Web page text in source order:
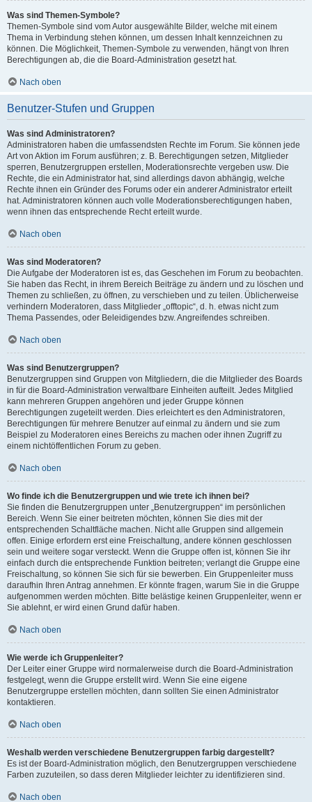
Was sind Themen-Symbole?
Themen-Symbole sind vom Autor ausgewählte Bilder, welche mit einem
Thema in Verbindung stehen können, um dessen Inhalt kennzeichnen zu
können. Die Möglichkeit, Themen-Symbole zu verwenden, hängt von Ihren
Berechtigungen ab, die die Board-Administration gesetzt hat.
Nach oben
Benutzer-Stufen und Gruppen
Was sind Administratoren?
Administratoren haben die umfassendsten Rechte im Forum. Sie können jede
Art von Aktion im Forum ausführen; z. B. Berechtigungen setzen, Mitglieder
sperren, Benutzergruppen erstellen, Moderationsrechte vergeben usw. Die
Rechte, die ein Administrator hat, sind allerdings davon abhängig, welche
Rechte ihnen ein Gründer des Forums oder ein anderer Administrator erteilt
hat. Administratoren können auch volle Moderationsberechtigungen haben,
wenn ihnen das entsprechende Recht erteilt wurde.
Nach oben
Was sind Moderatoren?
Die Aufgabe der Moderatoren ist es, das Geschehen im Forum zu beobachten.
Sie haben das Recht, in ihrem Bereich Beiträge zu ändern und zu löschen und
Themen zu schließen, zu öffnen, zu verschieben und zu teilen. Üblicherweise
verhindern Moderatoren, dass Mitglieder „offtopic“, d. h. etwas nicht zum
Thema Passendes, oder Beleidigendes bzw. Angreifendes schreiben.
Nach oben
Was sind Benutzergruppen?
Benutzergruppen sind Gruppen von Mitgliedern, die die Mitglieder des Boards
in für die Board-Administration verwaltbare Einheiten aufteilt. Jedes Mitglied
kann mehreren Gruppen angehören und jeder Gruppe können
Berechtigungen zugeteilt werden. Dies erleichtert es den Administratoren,
Berechtigungen für mehrere Benutzer auf einmal zu ändern und sie zum
Beispiel zu Moderatoren eines Bereichs zu machen oder ihnen Zugriff zu
einem nichtöffentlichen Forum zu geben.
Nach oben
Wo finde ich die Benutzergruppen und wie trete ich ihnen bei?
Sie finden die Benutzergruppen unter „Benutzergruppen“ im persönlichen
Bereich. Wenn Sie einer beitreten möchten, können Sie dies mit der
entsprechenden Schaltfläche machen. Nicht alle Gruppen sind allgemein
offen. Einige erfordern erst eine Freischaltung, andere können geschlossen
sein und weitere sogar versteckt. Wenn die Gruppe offen ist, können Sie ihr
einfach durch die entsprechende Funktion beitreten; verlangt die Gruppe eine
Freischaltung, so können Sie sich für sie bewerben. Ein Gruppenleiter muss
daraufhin Ihren Antrag annehmen. Er könnte fragen, warum Sie in die Gruppe
aufgenommen werden möchten. Bitte belästige keinen Gruppenleiter, wenn er
Sie ablehnt, er wird einen Grund dafür haben.
Nach oben
Wie werde ich Gruppenleiter?
Der Leiter einer Gruppe wird normalerweise durch die Board-Administration
festgelegt, wenn die Gruppe erstellt wird. Wenn Sie eine eigene
Benutzergruppe erstellen möchten, dann sollten Sie einen Administrator
kontaktieren.
Nach oben
Weshalb werden verschiedene Benutzergruppen farbig dargestellt?
Es ist der Board-Administration möglich, den Benutzergruppen verschiedene
Farben zuzuteilen, so dass deren Mitglieder leichter zu identifizieren sind.
Nach oben